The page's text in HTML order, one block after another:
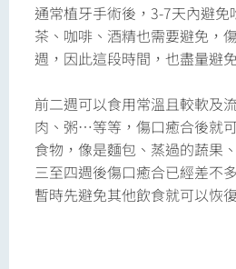
通常植牙手術後，3-7天內避免
茶、咖啡、酒精也需要避免，
週，因此這段時間，也盡量避
前二週可以食用常溫且較軟及
肉、粥…等等，傷口癒合後就
食物，像是麵包、蒸過的蔬果
三至四週後傷口癒合已經差不
暫時先避免其他飲食就可以恢